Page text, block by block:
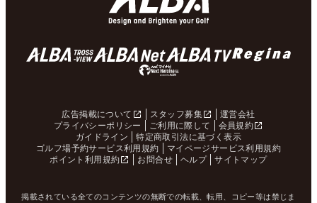
広告掲載について スタッフ募集
運営会社
プライバシーポリシー
ご利用に際して
会員規約
ガイドライン
特定商取引法に基づく表示
ゴルフ場予約サービス利用規約
マイページサービス利用規約
ポイント利用規約
お問合せ ヘルプ サイトマップ
掲載されている全てのコンテンツの無断での転載、転用、コピー等は禁じま